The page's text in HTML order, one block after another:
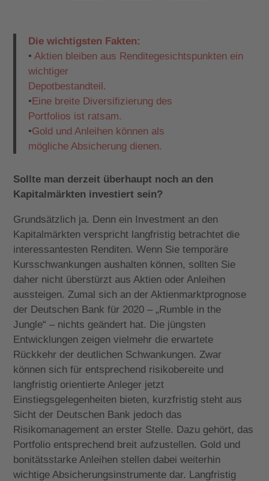
Die wichtigsten Fakten:
•Aktien bleiben aus Renditegesichtspunkten ein
wichtiger
Depotbestandteil.
•Eine breite Diversifizierung des
Portfolios ist ratsam.
•Gold und Anleihen können als
mögliche Absicherung dienen.
Sollte man derzeit überhaupt noch an den
Kapitalmärkten investiert sein?
Grundsätzlich ja. Denn ein Investment an den
Kapitalmärkten verspricht langfristig betrachtet die
interessantesten Renditen. Wenn Sie temporäre
Kursschwankungen aushalten können, sollten Sie
daher nicht überstürzt aus Aktien oder Anleihen
aussteigen. Zumal sich an der Aktienmarktprognose
der Deutschen Bank für 2020 – „Rumble in the
Jungle“ – nichts geändert hat. Die jüngsten
Entwicklungen zeigen vielmehr die erwartete
Rückkehr der deutlichen Schwankungen. Zwar
können sich für entsprechend risikobereite und
langfristig orientierte Anleger jetzt
Einstiegsgelegenheiten bieten, kurzfristig steht aus
Sicht der Deutschen Bank jedoch das
Risikomanagement an erster Stelle. Dazu gehört, das
Portfolio entsprechend breit aufzustellen. Gold und
bonitätsstarke Anleihen stellen dabei weiterhin
wichtige Absicherungsinstrumente dar. Langfristig